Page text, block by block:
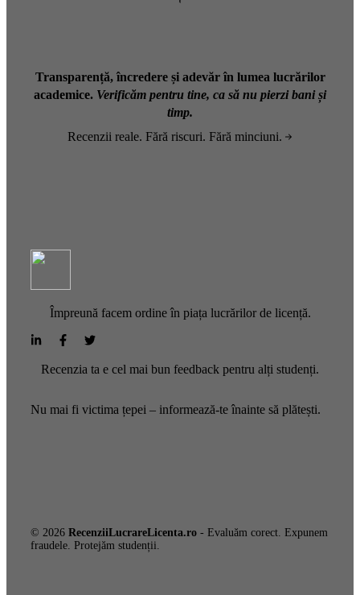
Transparență, încredere și adevăr în lumea lucrărilor
academice. Verificăm pentru tine, ca să nu pierzi bani și
timp.
Recenzii reale. Fără riscuri. Fără minciuni.
Împreună facem ordine în piața lucrărilor de licență.
Recenzia ta e cel mai bun feedback pentru alți studenți.
Nu mai fi victima țepei – informează-te înainte să plătești.
© 2026 RecenziiLucrareLicenta.ro - Evaluăm corect. Expunem
fraudele. Protejăm studenții.